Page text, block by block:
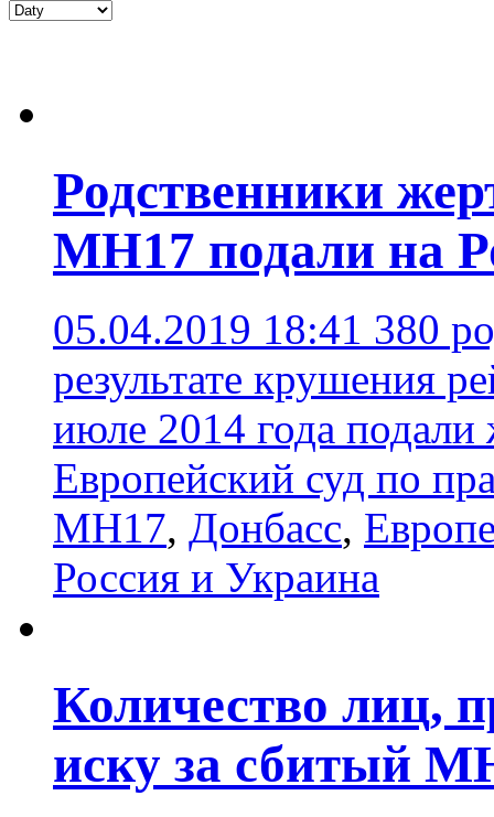
Родственники
MH17 подали на
05.04.2019 18:41 380
результате крушения
июле 2014 года
Европейский суд по
MH17, Донбасс,
Россия и Украина
Количество лиц,
иску за сбитый